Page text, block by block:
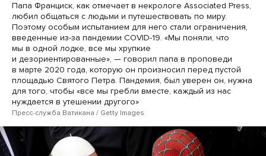
Папа Франциск, как отмечает в некрологе Associated Press,
любил общаться с людьми и путешествовать по миру.
Поэтому особым испытанием для него стали ограничения,
введенные из-за пандемии COVID-19. «Мы поняли, что
мы в одной лодке, все мы хрупкие
и дезориентированные», — говорил папа в проповеди
в марте 2020 года, которую он произносил перед пустой
площадью Святого Петра. Пандемия, был уверен он, нужна
для того, чтобы «все мы гребли вместе, каждый из нас
нуждается в утешении другого»
Пресс-служба Ватикана / Getty Images